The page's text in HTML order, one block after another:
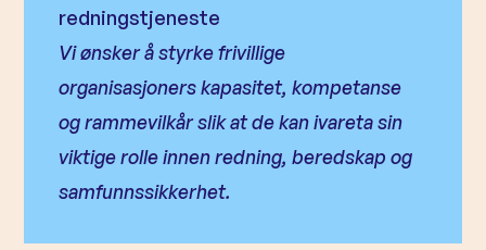
redningstjeneste
Vi ønsker å styrke frivillige
organisasjoners kapasitet, kompetanse
og rammevilkår slik at de kan ivareta sin
viktige rolle innen redning, beredskap og
samfunnssikkerhet.